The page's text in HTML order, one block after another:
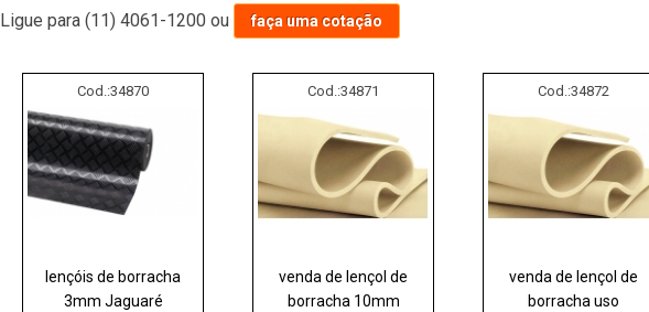
Ligue para(11) 4061-1200 ou faça uma cotação
Cod.:34870
lençóis de borracha
3mm Jaguaré
Cod.:34871
venda de lençol de
borracha 10mm
Cod.:34872
venda de lençol de
borracha uso